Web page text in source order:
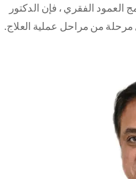
العمود الفقري ، فإن الدكتور
من مراحل عملية العلاج.